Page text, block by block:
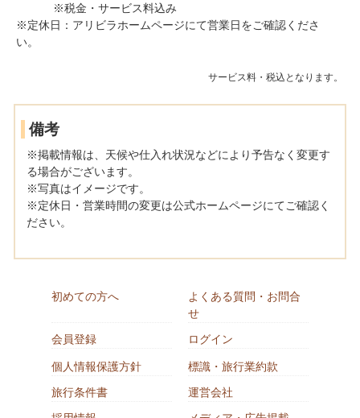
※税金・サービス料込み
※定休日：アリビラホームページにて営業日をご確認くださ
い。
サービス料・税込となります。
備考
※掲載情報は、天候や仕入れ状況などにより予告なく変更す
る場合がございます。
※写真はイメージです。
※定休日・営業時間の変更は公式ホームページにてご確認く
ださい。
初めての方へ
よくある質問・お問合
せ
会員登録
ログイン
個人情報保護方針
標識・旅行業約款
旅行条件書
運営会社